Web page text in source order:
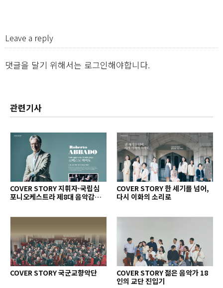
Leave a reply
댓글을 달기 위해서는 로그인해야합니다.
관련기사
COVER STORY 지휘자·국립심
포니오케스트라 제8대 음악감독
COVER STORY 한 세기를 넘어,
다시 이화의 소리로
COVER STORY 국군교향악단
COVER STORY 젊은 음악가 18
인의 교단 진입기